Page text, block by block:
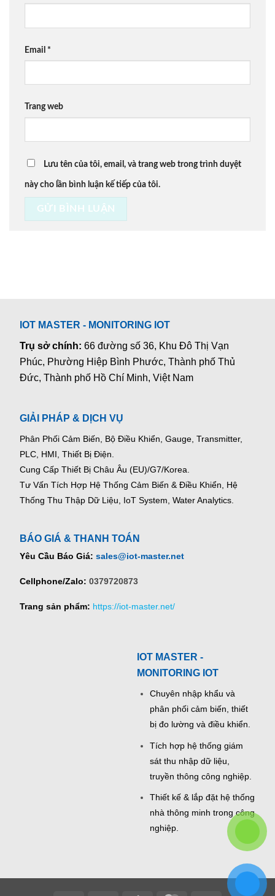
Email *
Trang web
Lưu tên của tôi, email, và trang web trong trình duyệt
này cho lần bình luận kế tiếp của tôi.
IOT MASTER - MONITORING IOT
Trụ sở chính:66 đường số 36, Khu Đô Thị Vạn
Phúc, Phường Hiệp Bình Phước, Thành phố Thủ
Đức, Thành phố Hồ Chí Minh, Việt Nam
GIẢI PHÁP & DỊCH VỤ
Phân Phối Cảm Biến, Bộ Điều Khiển, Gauge, Transmitter,
PLC, HMI, Thiết Bị Điện.
Cung Cấp Thiết Bị Châu Âu (EU)/G7/Korea.
Tư Vấn Tích Hợp Hệ Thống Cảm Biến & Điều Khiển, Hệ
Thống Thu Thập Dữ Liệu, IoT System, Water Analytics.
BÁO GIÁ & THANH TOÁN
Yêu Cầu Báo Giá: sales@iot-master.net
Cellphone/Zalo: 0379720873
Trang sản phẩm: https://iot-master.net/
IOT MASTER -
MONITORING IOT
Chuyên nhập khẩu và
phân phối cảm biến, thiết
bị đo lường và điều khiển.
Tích hợp hệ thống giám
sát thu nhập dữ liệu,
truyền thông công nghiệp.
Thiết kế & lắp đặt hệ thống
nhà thông minh trong công
nghiệp.